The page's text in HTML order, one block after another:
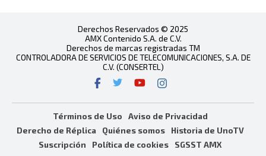
Derechos Reservados © 2025
AMX Contenido S.A. de C.V.
Derechos de marcas registradas TM
CONTROLADORA DE SERVICIOS DE TELECOMUNICACIONES, S.A. DE
C.V. (CONSERTEL)
Términos de Uso
Aviso de Privacidad
Derecho de Réplica
Quiénes somos
Historia de UnoTV
Suscripción
Política de cookies SGSST AMX